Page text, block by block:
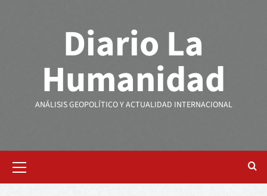
Diario La
Humanidad
ANÁLISIS GEOPOLÍTICO Y ACTUALIDAD INTERNACIONAL